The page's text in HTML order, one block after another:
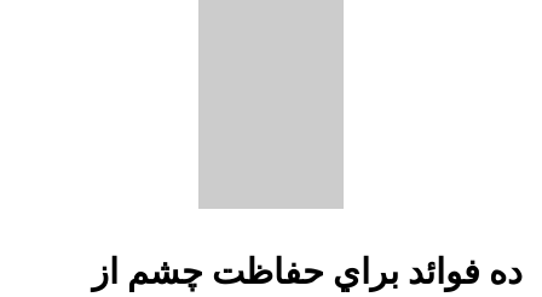
ده فوائد براي حفاظت چشم از